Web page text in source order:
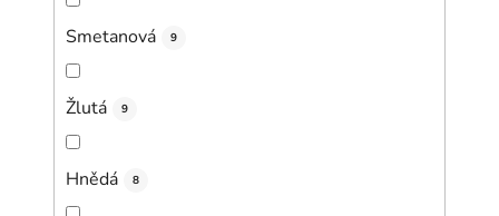
Smetanová 9
Žlutá 9
Hnědá 8